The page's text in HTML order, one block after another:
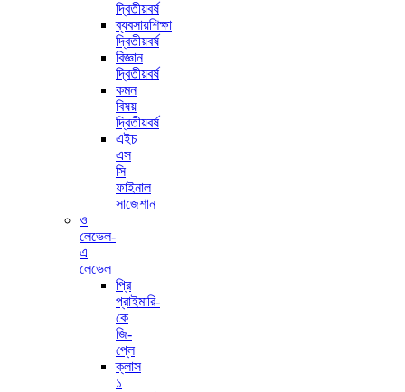
দ্বিতীয়বর্ষ
ব্যবসায়শিক্ষা
দ্বিতীয়বর্ষ
বিজ্ঞান
দ্বিতীয়বর্ষ
কমন
বিষয়
দ্বিতীয়বর্ষ
এইচ
এস
সি
ফাইনাল
সাজেশান
ও
লেভেল-
এ
লেভেল
প্রি
প্রাইমারি-
কে
জি-
প্লে
ক্লাস
১